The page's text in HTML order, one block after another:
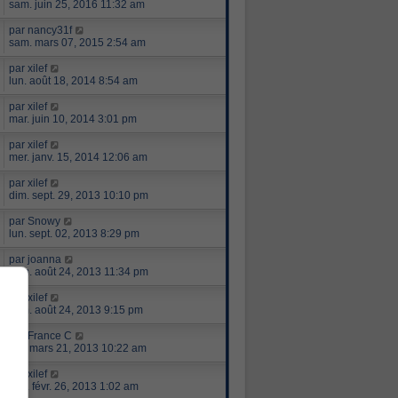
sam. juin 25, 2016 11:32 am
par nancy31f
sam. mars 07, 2015 2:54 am
par xilef
lun. août 18, 2014 8:54 am
par xilef
mar. juin 10, 2014 3:01 pm
par xilef
mer. janv. 15, 2014 12:06 am
par xilef
dim. sept. 29, 2013 10:10 pm
par Snowy
lun. sept. 02, 2013 8:29 pm
par joanna
sam. août 24, 2013 11:34 pm
xilef
sam. août 24, 2013 9:15 pm
France C
jeu. mars 21, 2013 10:22 am
xilef
mar. févr. 26, 2013 1:02 am